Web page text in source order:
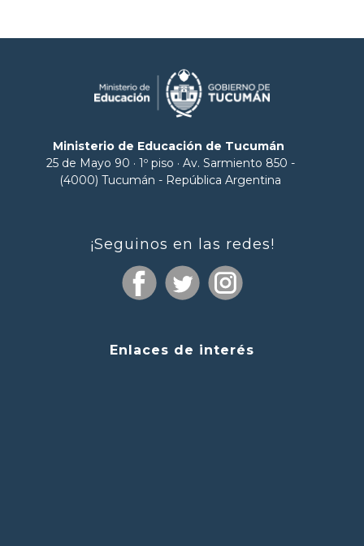
Ministerio de Educación de Tucumán
25 de Mayo 90 · 1º piso · Av. Sarmiento 850 -
(4000) Tucumán - República Argentina
¡Seguinos en las redes!
Enlaces de interés